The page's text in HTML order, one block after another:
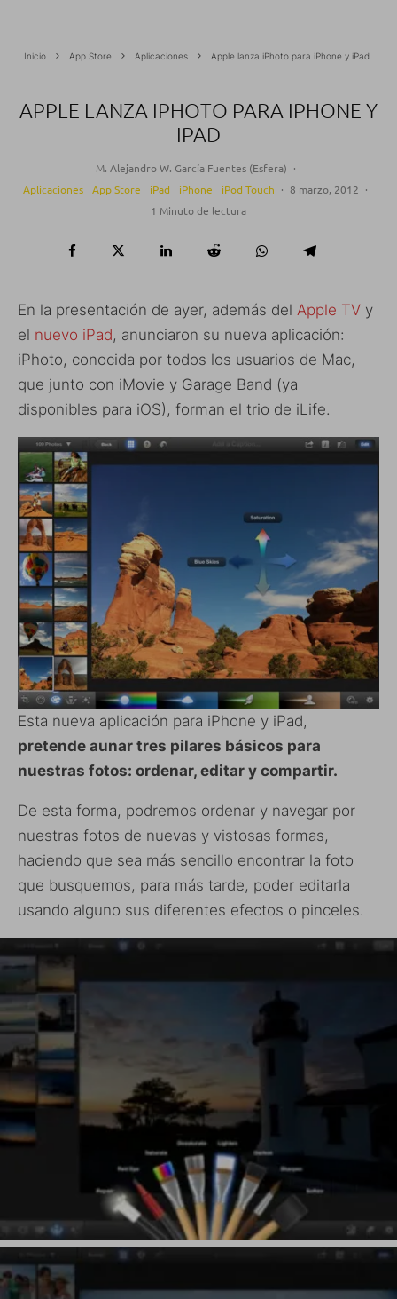
Inicio App Store Aplicaciones Apple lanza iPhoto para iPhone y iPad
APPLE LANZA IPHOTO PARA IPHONE Y
IPAD
M. Alejandro W. García Fuentes (Esfera) ·
Aplicaciones
App Store iPad iPhone iPod Touch · 8 marzo, 2012 ·
1 Minuto de lectura
En la presentación de ayer, además del Apple TV y
el nuevo iPad, anunciaron su nueva aplicación:
iPhoto, conocida por todos los usuarios de Mac,
que junto con iMovie y Garage Band (ya
disponibles para iOS), forman el trio de iLife.
Esta nueva aplicación para iPhone y iPad,
pretende aunar tres pilares básicos para
nuestras fotos: ordenar, editar y compartir.
De esta forma, podremos ordenar y navegar por
nuestras fotos de nuevas y vistosas formas,
haciendo que sea más sencillo encontrar la foto
que busquemos, para más tarde, poder editarla
usando alguno sus diferentes efectos o pinceles.